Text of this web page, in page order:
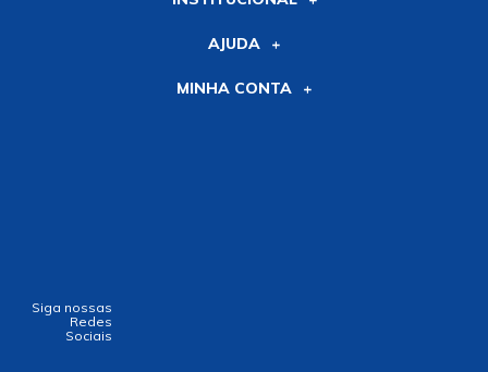
AJUDA
MINHA CONTA
Siga nossas
Redes
Sociais